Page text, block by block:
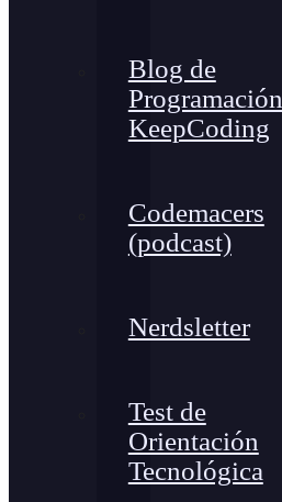
Blog de
Programación
KeepCoding
Codemacers
(podcast)
Nerdsletter
Test de
Orientación
Tecnológica